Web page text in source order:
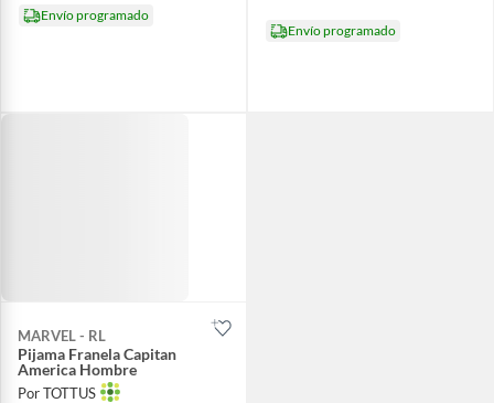
Envío programado
Envío programado
MARVEL - RL
Pijama Franela Capitan
America Hombre
Por TOTTUS